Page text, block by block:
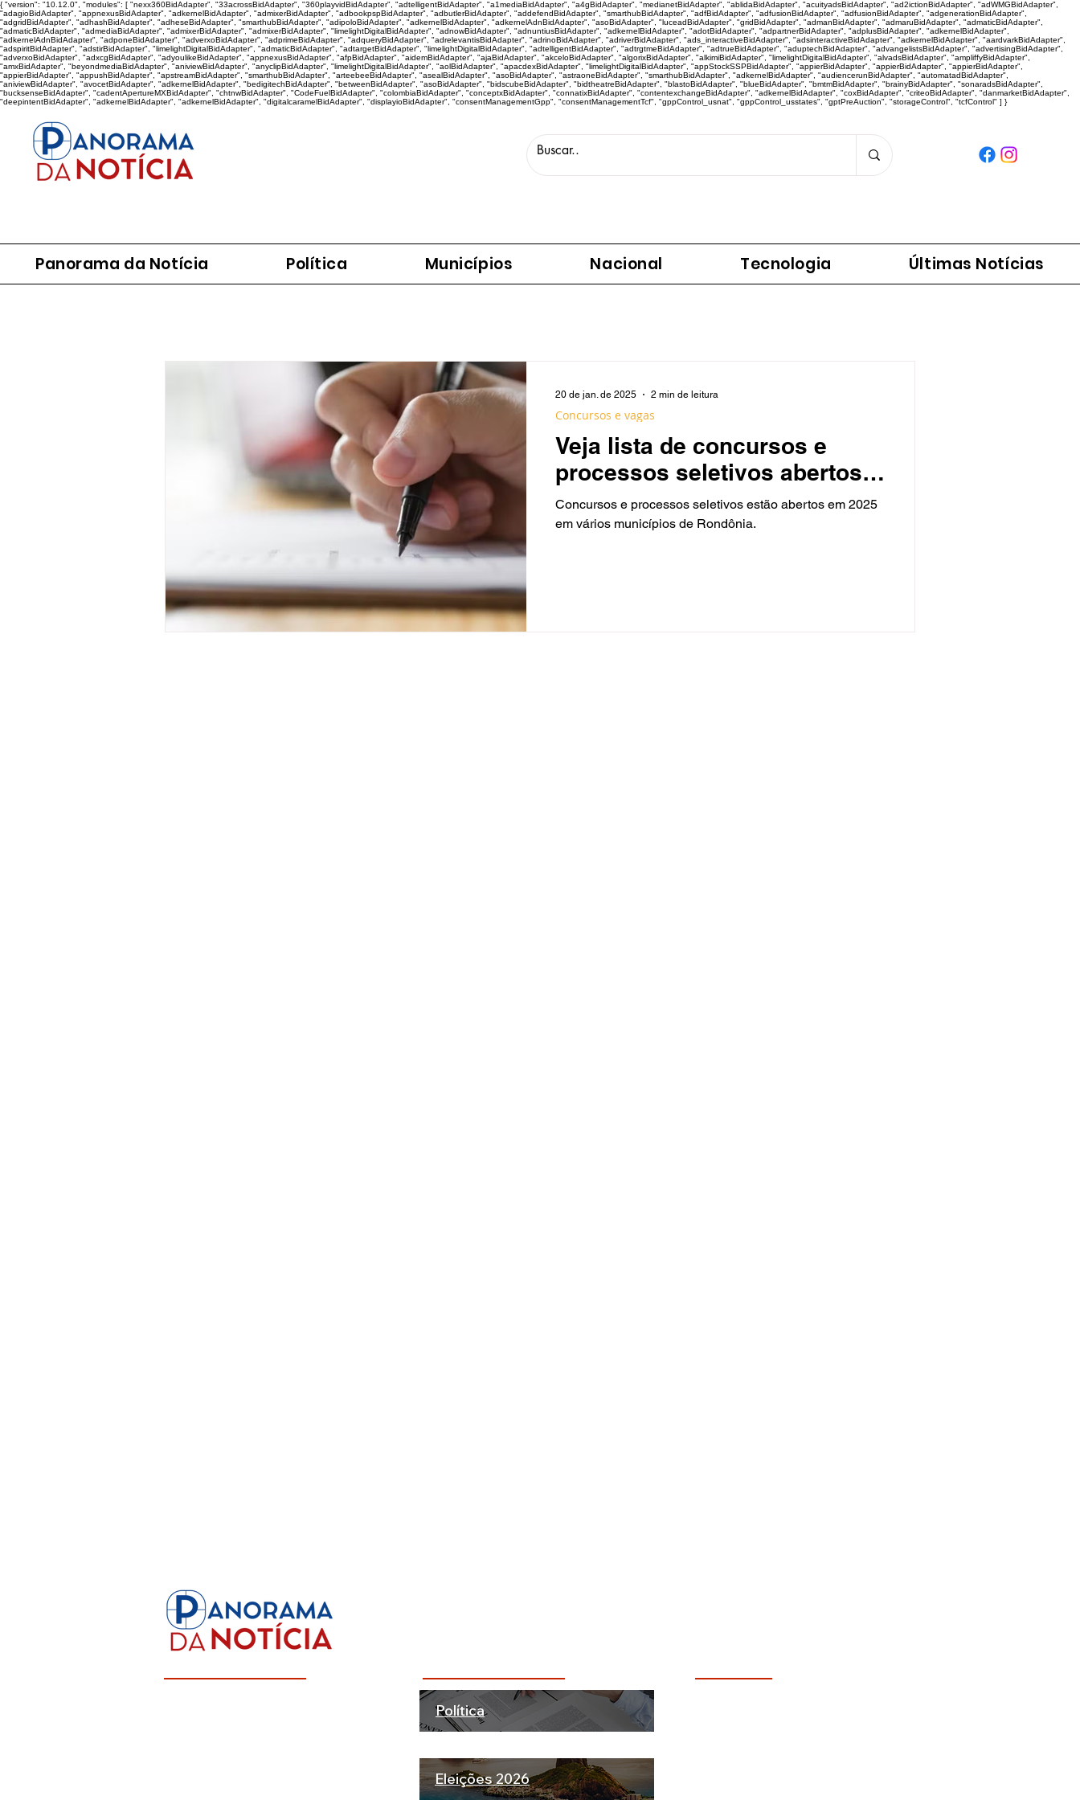
{ "version": "10.12.0", "modules": [ "nexx360BidAdapter", "33acrossBidAdapter", "360playvidBidAdapter", "adtelligentBidAdapter", "a1mediaBidAdapter", "a4gBidAdapter", "medianetBidAdapter", "ablidaBidAdapter", "acuityadsBidAdapter", "ad2ictionBidAdapter", "adWMGBidAdapter",
"adagioBidAdapter", "appnexusBidAdapter", "adkernelBidAdapter", "admixerBidAdapter", "adbookpspBidAdapter", "adbutlerBidAdapter", "addefendBidAdapter", "smarthubBidAdapter", "adfBidAdapter", "adfusionBidAdapter", "adfusionBidAdapter", "adgenerationBidAdapter",
"adgridBidAdapter", "adhashBidAdapter", "adheseBidAdapter", "smarthubBidAdapter", "adipoloBidAdapter", "adkernelBidAdapter", "adkernelAdnBidAdapter", "asoBidAdapter", "luceadBidAdapter", "gridBidAdapter", "admanBidAdapter", "admaruBidAdapter", "admaticBidAdapter",
"admaticBidAdapter", "admediaBidAdapter", "admixerBidAdapter", "admixerBidAdapter", "limelightDigitalBidAdapter", "adnowBidAdapter", "adnuntiusBidAdapter", "adkernelBidAdapter", "adotBidAdapter", "adpartnerBidAdapter", "adplusBidAdapter", "adkernelBidAdapter",
"adkernelAdnBidAdapter", "adponeBidAdapter", "adverxoBidAdapter", "adprimeBidAdapter", "adqueryBidAdapter", "adrelevantisBidAdapter", "adrinoBidAdapter", "adriverBidAdapter", "ads_interactiveBidAdapter", "adsinteractiveBidAdapter", "adkernelBidAdapter", "aardvarkBidAdapter",
"adspiritBidAdapter", "adstirBidAdapter", "limelightDigitalBidAdapter", "admaticBidAdapter", "adtargetBidAdapter", "limelightDigitalBidAdapter", "adtelligentBidAdapter", "adtrgtmeBidAdapter", "adtrueBidAdapter", "aduptechBidAdapter", "advangelistsBidAdapter", "advertisingBidAdapter",
"adverxoBidAdapter", "adxcgBidAdapter", "adyoulikeBidAdapter", "appnexusBidAdapter", "afpBidAdapter", "aidemBidAdapter", "ajaBidAdapter", "akceloBidAdapter", "algorixBidAdapter", "alkimiBidAdapter", "limelightDigitalBidAdapter", "alvadsBidAdapter", "ampliffyBidAdapter",
"amxBidAdapter", "beyondmediaBidAdapter", "aniviewBidAdapter", "anyclipBidAdapter", "limelightDigitalBidAdapter", "aolBidAdapter", "apacdexBidAdapter", "limelightDigitalBidAdapter", "appStockSSPBidAdapter", "appierBidAdapter", "appierBidAdapter", "appierBidAdapter",
"appierBidAdapter", "appushBidAdapter", "apstreamBidAdapter", "smarthubBidAdapter", "arteebeeBidAdapter", "asealBidAdapter", "asoBidAdapter", "astraoneBidAdapter", "smarthubBidAdapter", "adkernelBidAdapter", "audiencerunBidAdapter", "automatadBidAdapter",
"aniviewBidAdapter", "avocetBidAdapter", "adkernelBidAdapter", "bedigitechBidAdapter", "betweenBidAdapter", "asoBidAdapter", "bidscubeBidAdapter", "bidtheatreBidAdapter", "blastoBidAdapter", "blueBidAdapter", "bmtmBidAdapter", "brainyBidAdapter", "sonaradsBidAdapter",
"bucksenseBidAdapter", "cadentApertureMXBidAdapter", "chtnwBidAdapter", "CodeFuelBidAdapter", "colombiaBidAdapter", "conceptxBidAdapter", "connatixBidAdapter", "contentexchangeBidAdapter", "adkernelBidAdapter", "coxBidAdapter", "criteoBidAdapter", "danmarketBidAdapter",
"deepintentBidAdapter", "adkernelBidAdapter", "adkernelBidAdapter", "digitalcaramelBidAdapter", "displayioBidAdapter", "consentManagementGpp", "consentManagementTcf", "gppControl_usnat", "gppControl_usstates", "gptPreAuction", "storageControl", "tcfControl" ] }
Panorama da Notícia Política Municípios Nacional Tecnologia Últimas Notícias
Veja lista de concursos e
processos seletivos abertos
em Rondônia
Concursos e processos seletivos estão abertos em 2025
em vários municípios de Rondônia.
Concursos e vagas
20 de jan. de 2025 2 min de leitura
Política
Eleições 2026